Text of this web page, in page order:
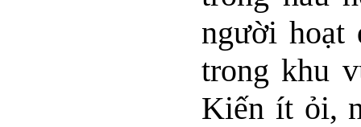
người hoạt
trong khu
Kiến ít ỏi,